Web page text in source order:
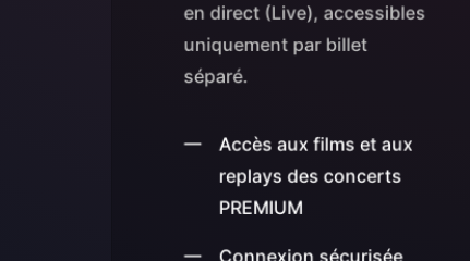
en direct (Live), accessibles
uniquement par billet
séparé.
Accès aux films et aux
replays des concerts
PREMIUM
Connexion sécurisée